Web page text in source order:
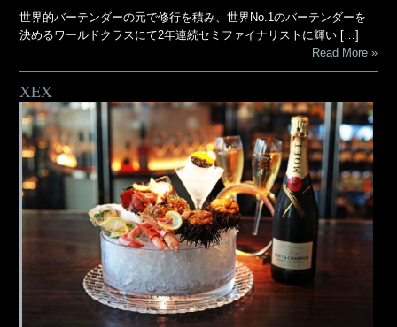
世界的バーテンダーの元で修行を積み、世界No.1のバーテンダーを
決めるワールドクラスにて2年連続セミファイナリストに輝い […]
Read More
XEX